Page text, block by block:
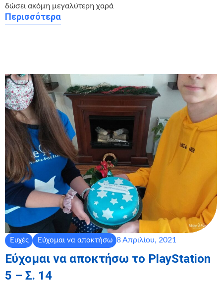
δώσει ακόμη μεγαλύτερη χαρά
Περισσότερα
Ευχές Εύχομαι να αποκτήσω 8 Απριλίου, 2021
Εύχομαι να αποκτήσω το PlayStation
5 – Σ. 14